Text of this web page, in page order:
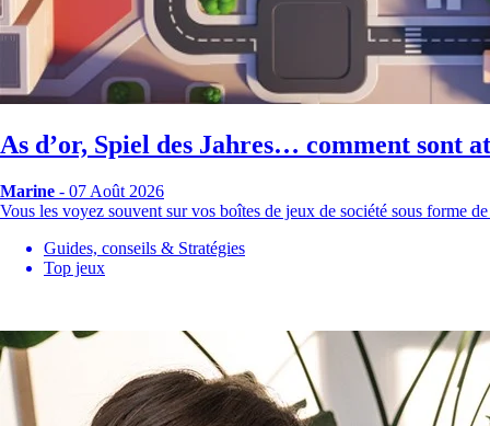
As d’or, Spiel des Jahres… comment sont
Marine - 07 Août 2026
Vous les voyez souvent sur vos boîtes de jeux de société sous forme
Guides, conseils & Stratégies
Top jeux